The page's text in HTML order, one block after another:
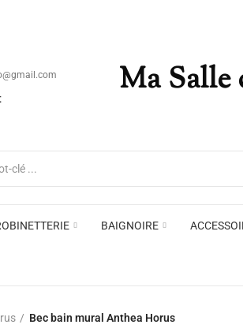
Ma Salle
BAIGNOIRE
Plafonniers , spots et
Appliques murales
Bec bain mural Anthea Horus